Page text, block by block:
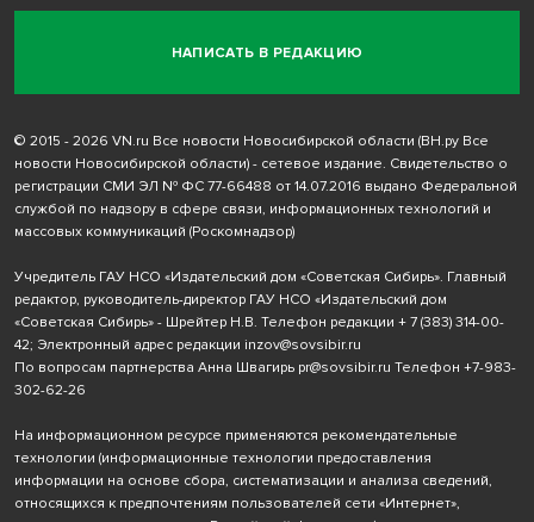
НАПИСАТЬ В РЕДАКЦИЮ
© 2015 - 2026 VN.ru Все новости Новосибирской области (ВН.ру Все
новости Новосибирской области) - сетевое издание. Свидетельство о
регистрации СМИ ЭЛ № ФС 77-66488 от 14.07.2016 выдано Федеральной
службой по надзору в сфере связи, информационных технологий и
массовых коммуникаций (Роскомнадзор)
Учредитель ГАУ НСО «Издательский дом «Советская Сибирь». Главный
редактор, руководитель-директор ГАУ НСО «Издательский дом
«Советская Сибирь» - Шрейтер Н.В. Телефон редакции + 7 (383) 314-00-
42; Электронный адрес редакции inzov@sovsibir.ru
По вопросам партнерства Анна Швагирь pr@sovsibir.ru Телефон +7-983-
302-62-26
На информационном ресурсе применяются рекомендательные
технологии (информационные технологии предоставления
информации на основе сбора, систематизации и анализа сведений,
относящихся к предпочтениям пользователей сети «Интернет»,